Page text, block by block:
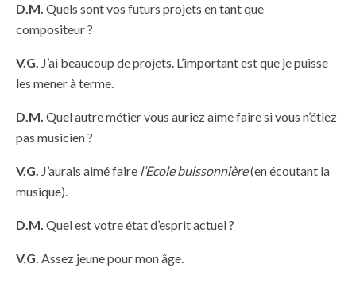
D.M. Quels sont vos futurs projets en tant que
compositeur ?
V.G. J’ai beaucoup de projets. L’important est que je puisse
les mener à terme.
D.M. Quel autre métier vous auriez aime faire si vous n’étiez
pas musicien ?
V.G. J’aurais aimé faire l’Ecole buissonnière(en écoutant la
musique).
D.M. Quel est votre état d’esprit actuel ?
V.G. Assez jeune pour mon âge.